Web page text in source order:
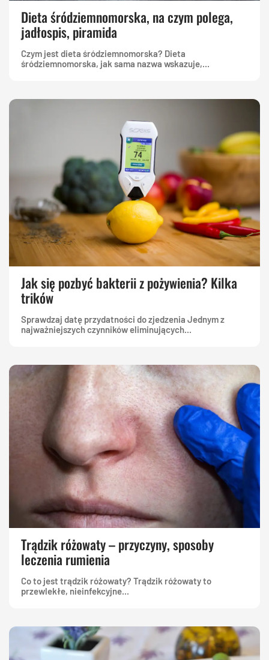
Dieta śródziemnomorska, na czym polega,
jadłospis, piramida
Czym jest dieta śródziemnomorska? Dieta
śródziemnomorska, jak sama nazwa wskazuje,...
Jak się pozbyć bakterii z pożywienia? Kilka
trików
Sprawdzaj datę przydatności do zjedzenia Jednym z
najważniejszych czynników eliminujących...
Trądzik różowaty – przyczyny, sposoby
leczenia rumienia
Co to jest trądzik różowaty? Trądzik różowaty to
przewlekłe, nieinfekcyjne...